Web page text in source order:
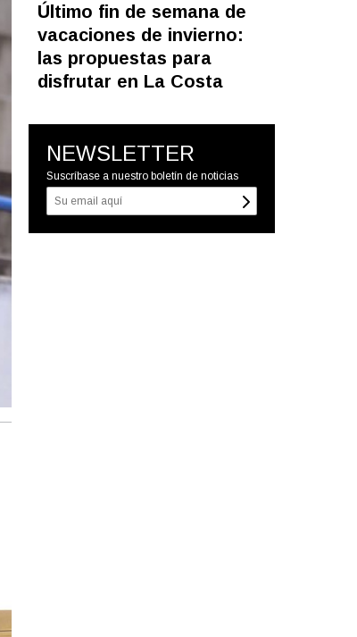
Último fin de semana de
vacaciones de invierno:
las propuestas para
disfrutar en La Costa
NEWSLETTER
Suscríbase a nuestro boletín de noticias